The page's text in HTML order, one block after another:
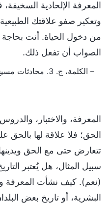
المعرفة الإلحادية السخيفة،
وتعكير صفو علاقتك
من دخول الحياة. أنت
الصواب أن تفعل ذلك.
– الكلمة، ج. 3.
المعرفة، والاختبار،
الحق؛ فلا علاقة لها بالحق
تتعارض حتى مع الحق
سبيل المثال، هل يُعتبر
(نعم). كيف نشأت المعرفة
البشرية، أو تاريخ بعض